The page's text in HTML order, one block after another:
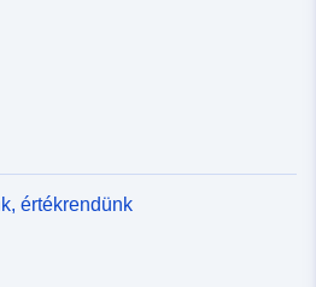
értékrendünk